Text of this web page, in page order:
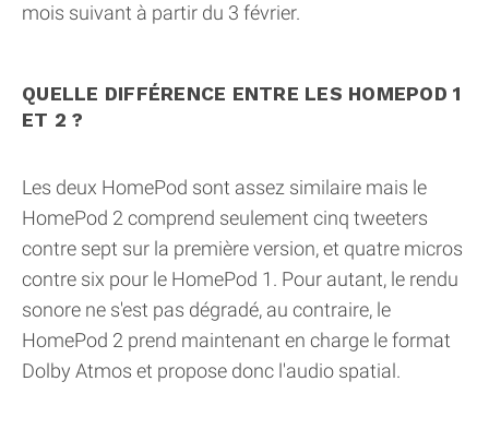
mois suivant à partir du 3 février.
QUELLE DIFFÉRENCE ENTRE LES HOMEPOD 1
ET 2 ?
Les deux HomePod sont assez similaire mais le
HomePod 2 comprend seulement cinq tweeters
contre sept sur la première version, et quatre micros
contre six pour le HomePod 1. Pour autant, le rendu
sonore ne s'est pas dégradé, au contraire, le
HomePod 2 prend maintenant en charge le format
Dolby Atmos et propose donc l'audio spatial.